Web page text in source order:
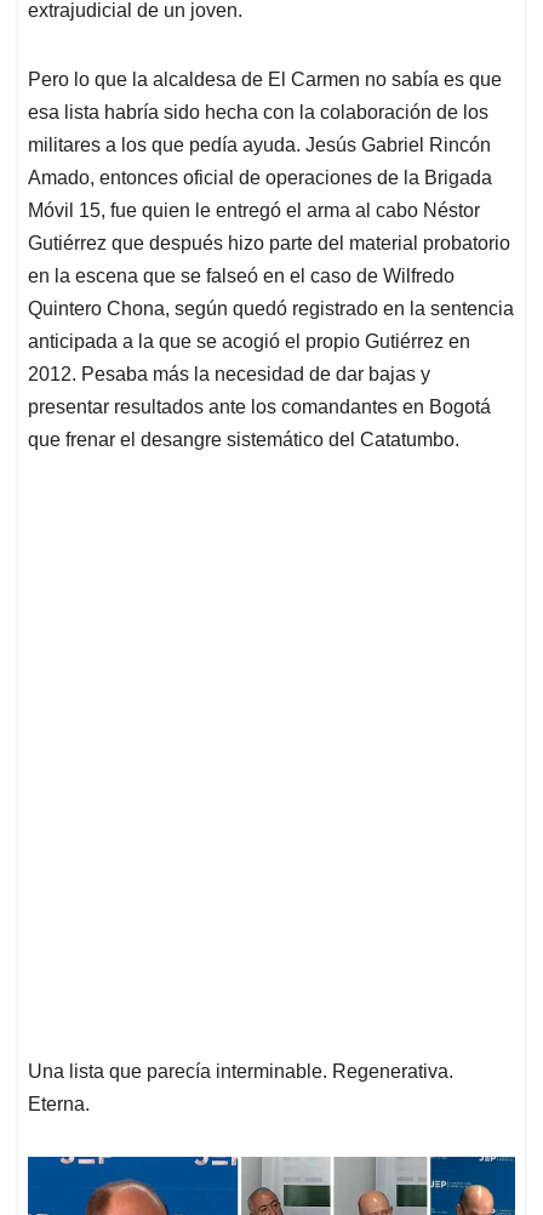
extrajudicial de un joven.
Pero lo que la alcaldesa de El Carmen no sabía es que
esa lista habría sido hecha con la colaboración de los
militares a los que pedía ayuda. Jesús Gabriel Rincón
Amado, entonces oficial de operaciones de la Brigada
Móvil 15, fue quien le entregó el arma al cabo Néstor
Gutiérrez que después hizo parte del material probatorio
en la escena que se falseó en el caso de Wilfredo
Quintero Chona, según quedó registrado en la sentencia
anticipada a la que se acogió el propio Gutiérrez en
2012. Pesaba más la necesidad de dar bajas y
presentar resultados ante los comandantes en Bogotá
que frenar el desangre sistemático del Catatumbo.
Una lista que parecía interminable. Regenerativa.
Eterna.